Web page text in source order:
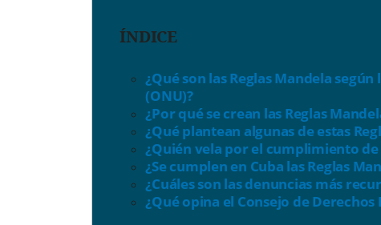
ÍNDICE
¿Qué son las Reglas Mandela
(ONU)?
¿Por qué se crean las Reglas
¿Qué plantean algunas de estas
¿Quién vela por el cumplimiento de
¿Se cumplen en Cuba las Reglas
¿Cuáles son las denuncias más
¿Qué opina el Consejo de Derechos